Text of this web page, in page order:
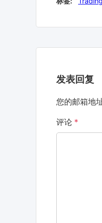
发表回复
您的邮箱地
评论 *